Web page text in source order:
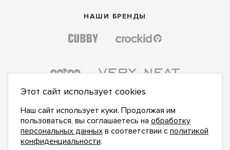
НАШИ БРЕНДЫ
ПОДПИСАТЬСЯ НА НОВОСТИ:
Этот сайт использует cookies
Наш сайт использует куки. Продолжая им
пользоваться, вы соглашаетесь на обработку
персональных данных в соответствии с политикой
конфиденциальности.